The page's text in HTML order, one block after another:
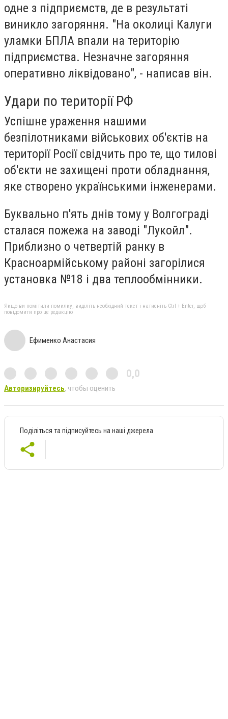
одне з підприємств, де в результаті
виникло загоряння. "На околиці Калуги
уламки БПЛА впали на територію
підприємства. Незначне загоряння
оперативно ліквідовано", - написав він.
Удари по території РФ
Успішне ураження нашими
безпілотниками військових об'єктів на
території Росії свідчить про те, що тилові
об'єкти не захищені проти обладнання,
яке створено українськими інженерами.
Буквально п'ять днів тому у Волгограді
сталася пожежа на заводі "Лукойл".
Приблизно о четвертій ранку в
Красноармійському районі загорілися
установка №18 і два теплообмінники.
Якщо ви помітили помилку, виділіть необхідний текст і натисніть Ctrl + Enter, щоб
повідомити про це редакцію
Ефименко Анастасия
0,0
Авторизируйтесь, чтобы оценить
Поділіться та підписуйтесь на наші джерела